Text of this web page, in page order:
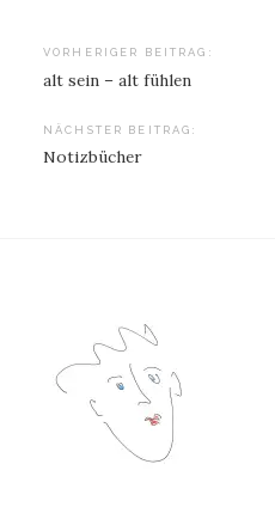
Beitragsnavigation
VORHERIGER BEITRAG:
alt sein – alt fühlen
NÄCHSTER BEITRAG:
Notizbücher